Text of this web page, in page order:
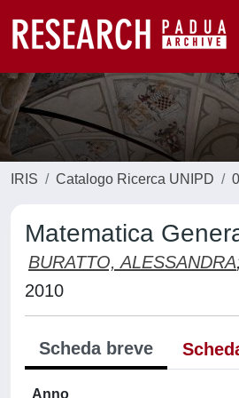
IRIS Catalogo Ricerca UNIPD
Matematica
BURATTO, ALESSANDRA
2010
Scheda breve
Anno